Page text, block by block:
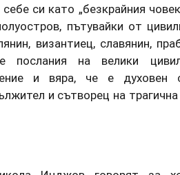
си като „безкрайния
пътувайки от
византиец, славянин,
послания на велики
и вяра, че е духовен
и сътворец на